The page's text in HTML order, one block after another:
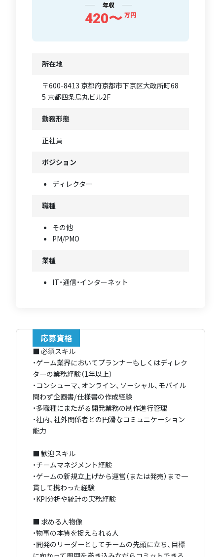
年収
420〜 万円
所在地
〒600-8413 京都府京都市下京区大政所町68
5 京都四条烏丸ビル2F
勤務形態
正社員
ポジション
ディレクター
職種
その他
PM/PMO
業種
IT・通信・インターネット
応募資格
■ 必須スキル
・ゲーム業界においてプランナーもしくはディレク
ターの業務経験（1年以上）
・コンシューマ、オンライン、ソーシャル、モバイル
問わず企画書/仕様書の作成経験
・多職種にまたがる開発業務の制作進行管理
・社内、社外関係者との円滑なコミュニケーション
能力
■ 歓迎スキル
・チームマネジメント経験
・ゲームの新規立上げから運営（または発売）まで一
貫して携わった経験
・KPI分析や統計の実務経験
■ 求める人物像
・物事の本質を捉えられる人
・開発のリーダーとしてチームの先頭に立ち、目標